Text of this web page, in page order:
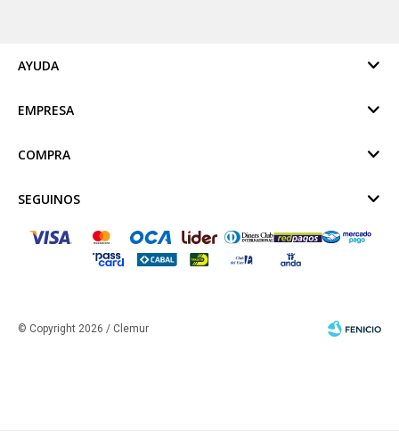
AYUDA
EMPRESA
COMPRA
SEGUINOS
© Copyright 2026 / Clemur